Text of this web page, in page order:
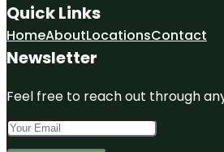
Quick Links
HomeAboutLocationsContact
Newsletter
Feel free to reach out through